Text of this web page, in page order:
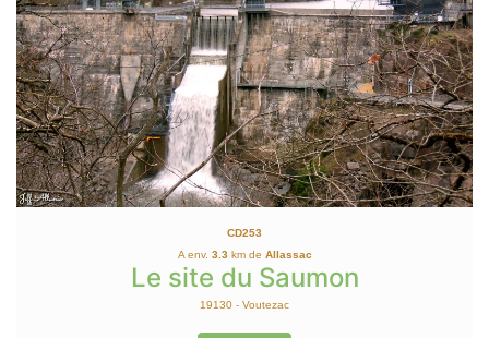
CD253
A env. 3.3km de Allassac
Le site du Saumon
19130 - Voutezac